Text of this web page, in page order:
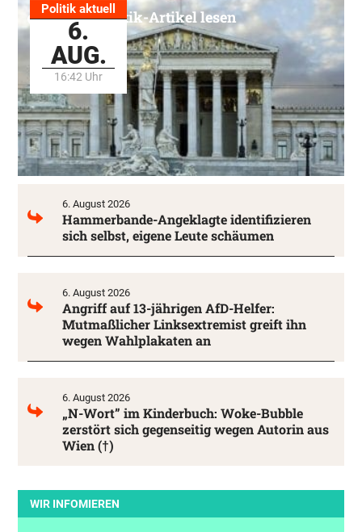
Politik aktuell
6.
AUG.
16:42 Uhr
Alle Politik-Artikel lesen
6. August 2026
Hammerbande-Angeklagte identifizieren
sich selbst, eigene Leute schäumen
6. August 2026
Angriff auf 13-jährigen AfD-Helfer:
Mutmaßlicher Linksextremist greift ihn
wegen Wahlplakaten an
6. August 2026
„N-Wort” im Kinderbuch: Woke-Bubble
zerstört sich gegenseitig wegen Autorin aus
Wien (†)
WIR INFOMIEREN